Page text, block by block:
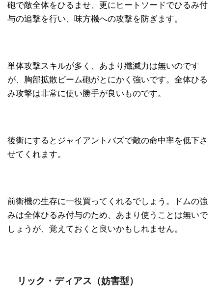
砲で敵全体をひるませ、更にヒートソードでひるみ付
与の追撃を行い、味方機への攻撃を防ぎます。
単体攻撃スキルが多く、あまり殲滅力は無いのです
が、胸部拡散ビーム砲がとにかく強いです。全体ひる
み攻撃は非常に使い勝手が良いものです。
後衛にするとジャイアントバズで敵の命中率を低下さ
せてくれます。
前衛機の生存に一役買ってくれるでしょう。ドムの強
みは全体ひるみ付与のため、あまり使うことは無いで
しょうが、覚えておくと良いかもしれません。
リック・ディアス（妨害型）